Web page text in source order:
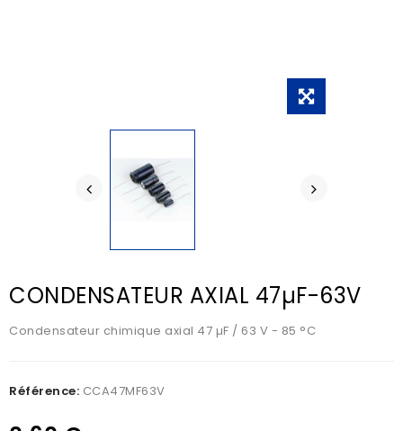
CONDENSATEUR AXIAL 47µF-63V
Condensateur chimique axial 47 µF / 63 V - 85 °C
Référence: CCA47MF63V